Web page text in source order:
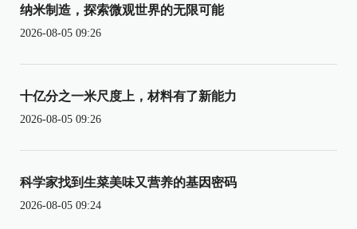
纳米制造，探索微观世界的无限可能
2026-08-05 09:26
十亿分之一米尺度上，材料有了新能力
2026-08-05 09:26
科学家找到生菜美味又营养的基因密码
2026-08-05 09:24